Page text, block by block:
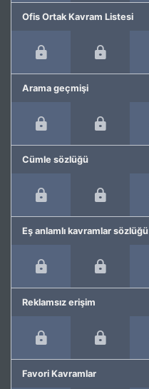
Ofis Ortak Kavram Listesi
Arama geçmişi
Cümle sözlüğü
Eş anlamlı kavramlar sözlüğü
Reklamsız erişim
Favori Kavramlar